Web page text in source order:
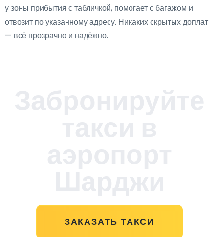
у зоны прибытия с табличкой, помогает с багажом и
отвозит по указанному адресу. Никаких скрытых доплат
— всё прозрачно и надёжно.
ЗАКАЗАТЬ ТАКСИ